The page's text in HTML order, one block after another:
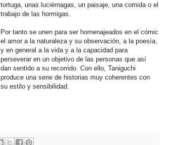
tortuga, unas luciérnagas, un paisaje, una comida o el
trabajo de las hormigas.
Por tanto se unen para ser homenajeados en el cómic
el amor a la naturaleza y su observación, a la poesía,
y en general a la vida y a la capacidad para
perseverar en un objetivo de las personas que así
dan sentido a su recorrido. Con ello, Taniguchi
produce una serie de historias muy coherentes con
su estilo y sensibilidad.